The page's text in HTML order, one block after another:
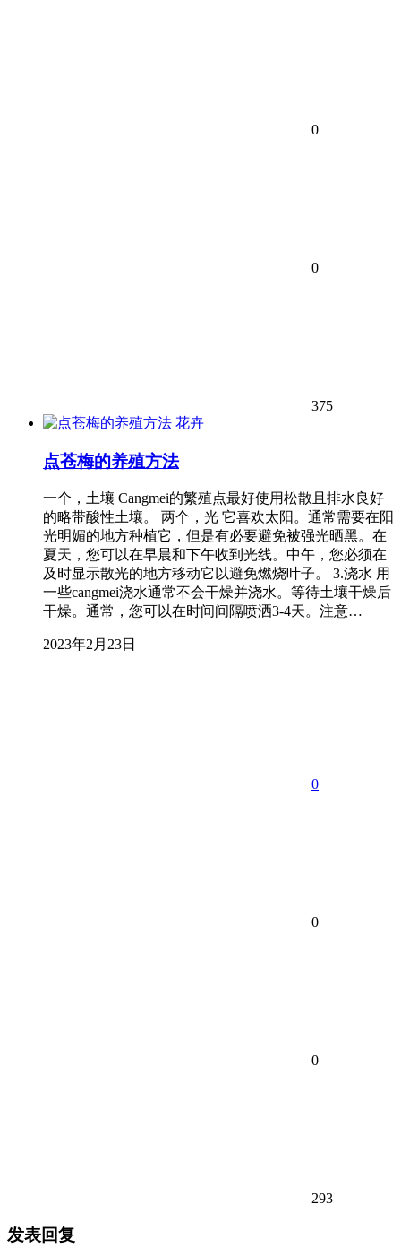
0
0
375
花卉
点苍梅的养殖方法
一个，土壤 Cangmei的繁殖点最好使用松散且排水良好
的略带酸性土壤。 两个，光 它喜欢太阳。通常需要在阳
光明媚的地方种植它，但是有必要避免被强光晒黑。在
夏天，您可以在早晨和下午收到光线。中午，您必须在
及时显示散光的地方移动它以避免燃烧叶子。 3.浇水 用
一些cangmei浇水通常不会干燥并浇水。等待土壤干燥后
干燥。通常，您可以在时间间隔喷洒3-4天。注意…
2023年2月23日
0
0
0
293
发表回复